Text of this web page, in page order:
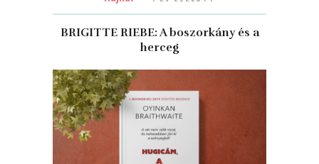
BRIGITTE RIEBE: A boszorkány és a
herceg